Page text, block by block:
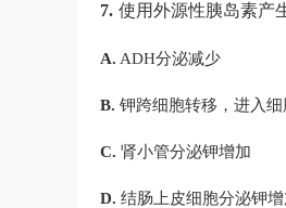
7. 使用外源性胰岛素产
A. ADH分泌减少
B. 钾跨细胞转移，进入
C. 肾小管分泌钾增加
D. 结肠上皮细胞分泌钾增